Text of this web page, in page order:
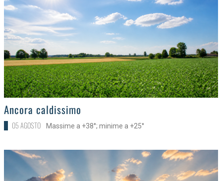
>
Ancora caldissimo
05 AGOSTO Massime a +38°; minime a +25°